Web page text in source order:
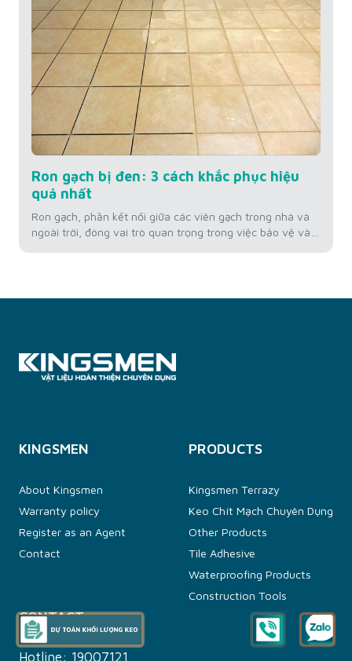
Ron gạch bị đen: 3 cách khắc phục hiệu
quả nhất
Ron gạch, phần kết nối giữa các viên gạch trong nhà và
ngoài trời, đóng vai trò quan trọng trong việc bảo vệ và
KINGSMEN
About Kingsmen
Warranty policy
Register as an Agent
Contact
PRODUCTS
Kingsmen Terrazy
Keo Chít Mạch Chuyên Dụng
Other Products
Tile Adhesive
Waterproofing Products
Construction Tools
CONTACT
Hotline: 19007121